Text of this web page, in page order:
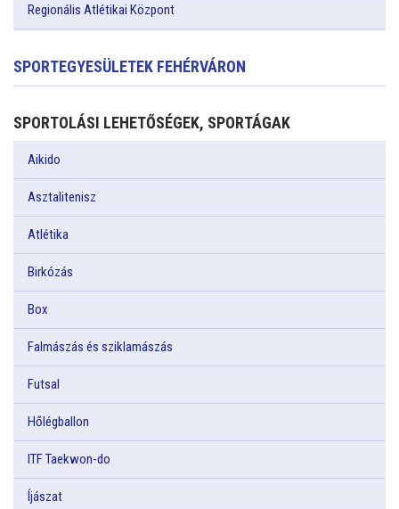
Regionális Atlétikai Központ
SPORTEGYESÜLETEK FEHÉRVÁRON
SPORTOLÁSI LEHETŐSÉGEK, SPORTÁGAK
Aikido
Asztalitenisz
Atlétika
Birkózás
Box
Falmászás és sziklamászás
Futsal
Hőlégballon
ITF Taekwon-do
Íjászat